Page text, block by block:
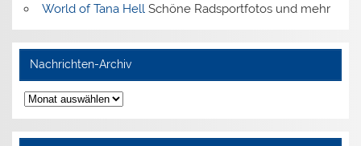
World of Tana HellSchöne Radsportfotos und mehr
Nachrichten-Archiv
Nachrichten-
Archiv